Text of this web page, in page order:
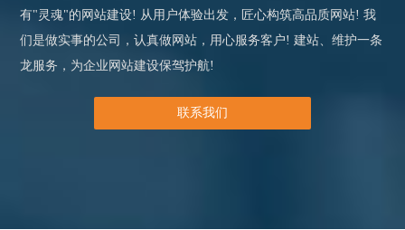
有"灵魂"的网站建设! 从用户体验出发，匠心构筑高品质网站! 我
们是做实事的公司，认真做网站，用心服务客户! 建站、维护一条
龙服务，为企业网站建设保驾护航!
联系我们